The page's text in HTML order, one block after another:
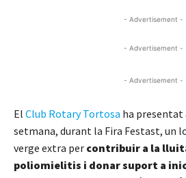
- Advertisement -
- Advertisement -
- Advertisement -
El Club Rotary Tortosa ha presentat
setmana, durant la Fira Festast, un
verge extra per contribuir a la
poliomielitis i donar suport a